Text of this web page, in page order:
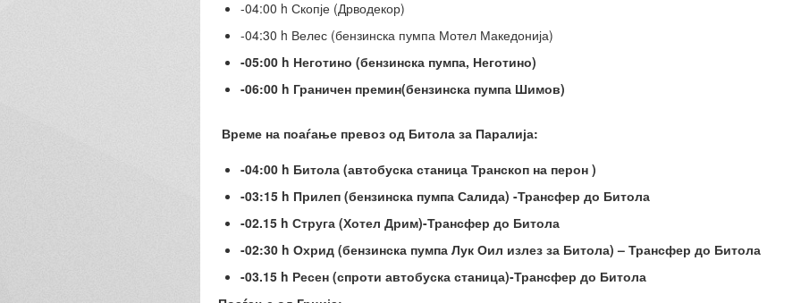
-04:00 h Скопје (Дрводекор)
-04:30 h Велес (бензинска пумпа Мотел Македонија)
-05:00 h Неготино (бензинска пумпа, Неготино)
-06:00 h Граничен премин(бензинска пумпа Шимов)
Време на поаѓање превоз од Битола за Паралија:
-04:00 h Битола (автобуска станица Транскоп на перон )
-03:15 h Прилеп (бензинска пумпа Салида) -Трансфер до Битола
-02.15 h Струга (Хотел Дрим)-Трансфер до Битола
-02:30 h Охрид (бензинска пумпа Лук Оил излез за Битола) – Трансфер до Битола
-03.15 h Ресен (спроти автобуска станица)-Трансфер до Битола